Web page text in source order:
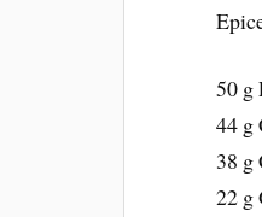
50 g
44 g
38 g
22 g